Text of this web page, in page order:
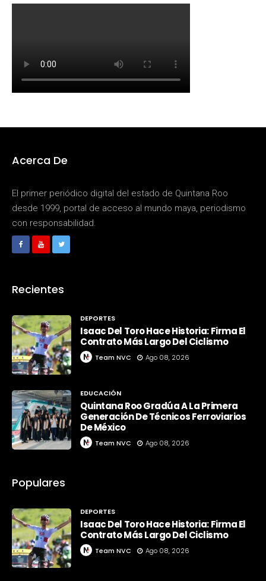
Acerca De
El primer periódico digital del estado de Quintana Roo
desde 1999, portal de acceso al mundo maya, periodismo
con responsabilidad.
Recientes
DEPORTES
Isaac Del Toro Hace Historia: Firma El
Contrato Más Largo Del Ciclismo
Team NVC Ago 08, 2026
EDUCACIÓN
Quintana Roo Gradúa A La Primera
Generación De Técnicos Ferroviarios
De México
Team NVC Ago 08, 2026
Populares
DEPORTES
Isaac Del Toro Hace Historia: Firma El
Contrato Más Largo Del Ciclismo
Team NVC Ago 08, 2026